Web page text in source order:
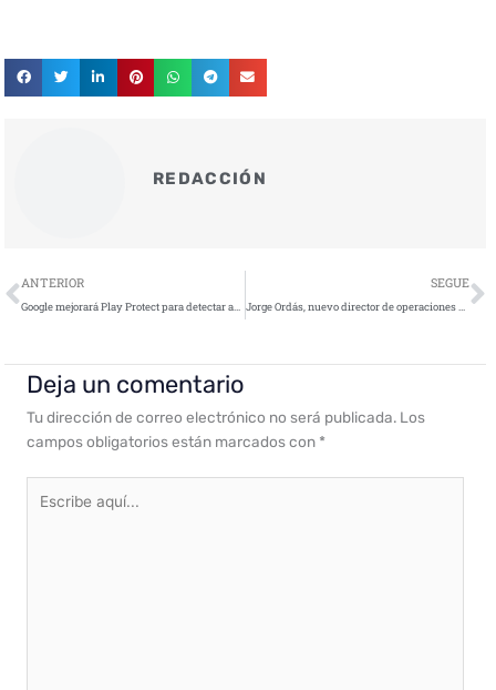
REDACCIÓN
Ant
ANTERIOR
Google mejorará Play Protect para detectar amenazas en tiempo real de aplicaciones descargadas fuera de Google Play
SEGUE
Jorge Ordás, nuevo director de operaciones de INCIBE
Deja un comentario
Tu dirección de correo electrónico no será publicada. Los
campos obligatorios están marcados con *
aquí...